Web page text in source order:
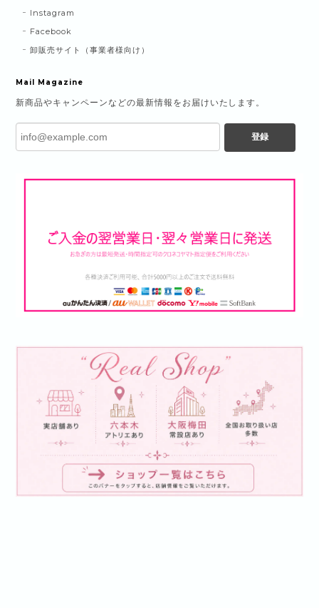
Instagram
Facebook
卸販売サイト（事業者様向け）
Mail Magazine
新商品やキャンペーンなどの最新情報をお届けいたします。
登録